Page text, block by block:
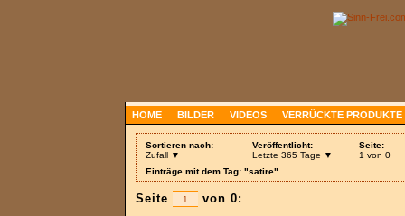
HOME BILDER VIDEOS VERRÜCKTE PRODUKTE
Sortieren nach:
Zufall ▼
Veröffentlicht:
Letzte 365 Tage ▼
Seite:
1 von 0
Einträge mit dem Tag: "satire"
Seite von 0: